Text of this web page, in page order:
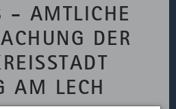
AMTLICHE
DER
L
LECH